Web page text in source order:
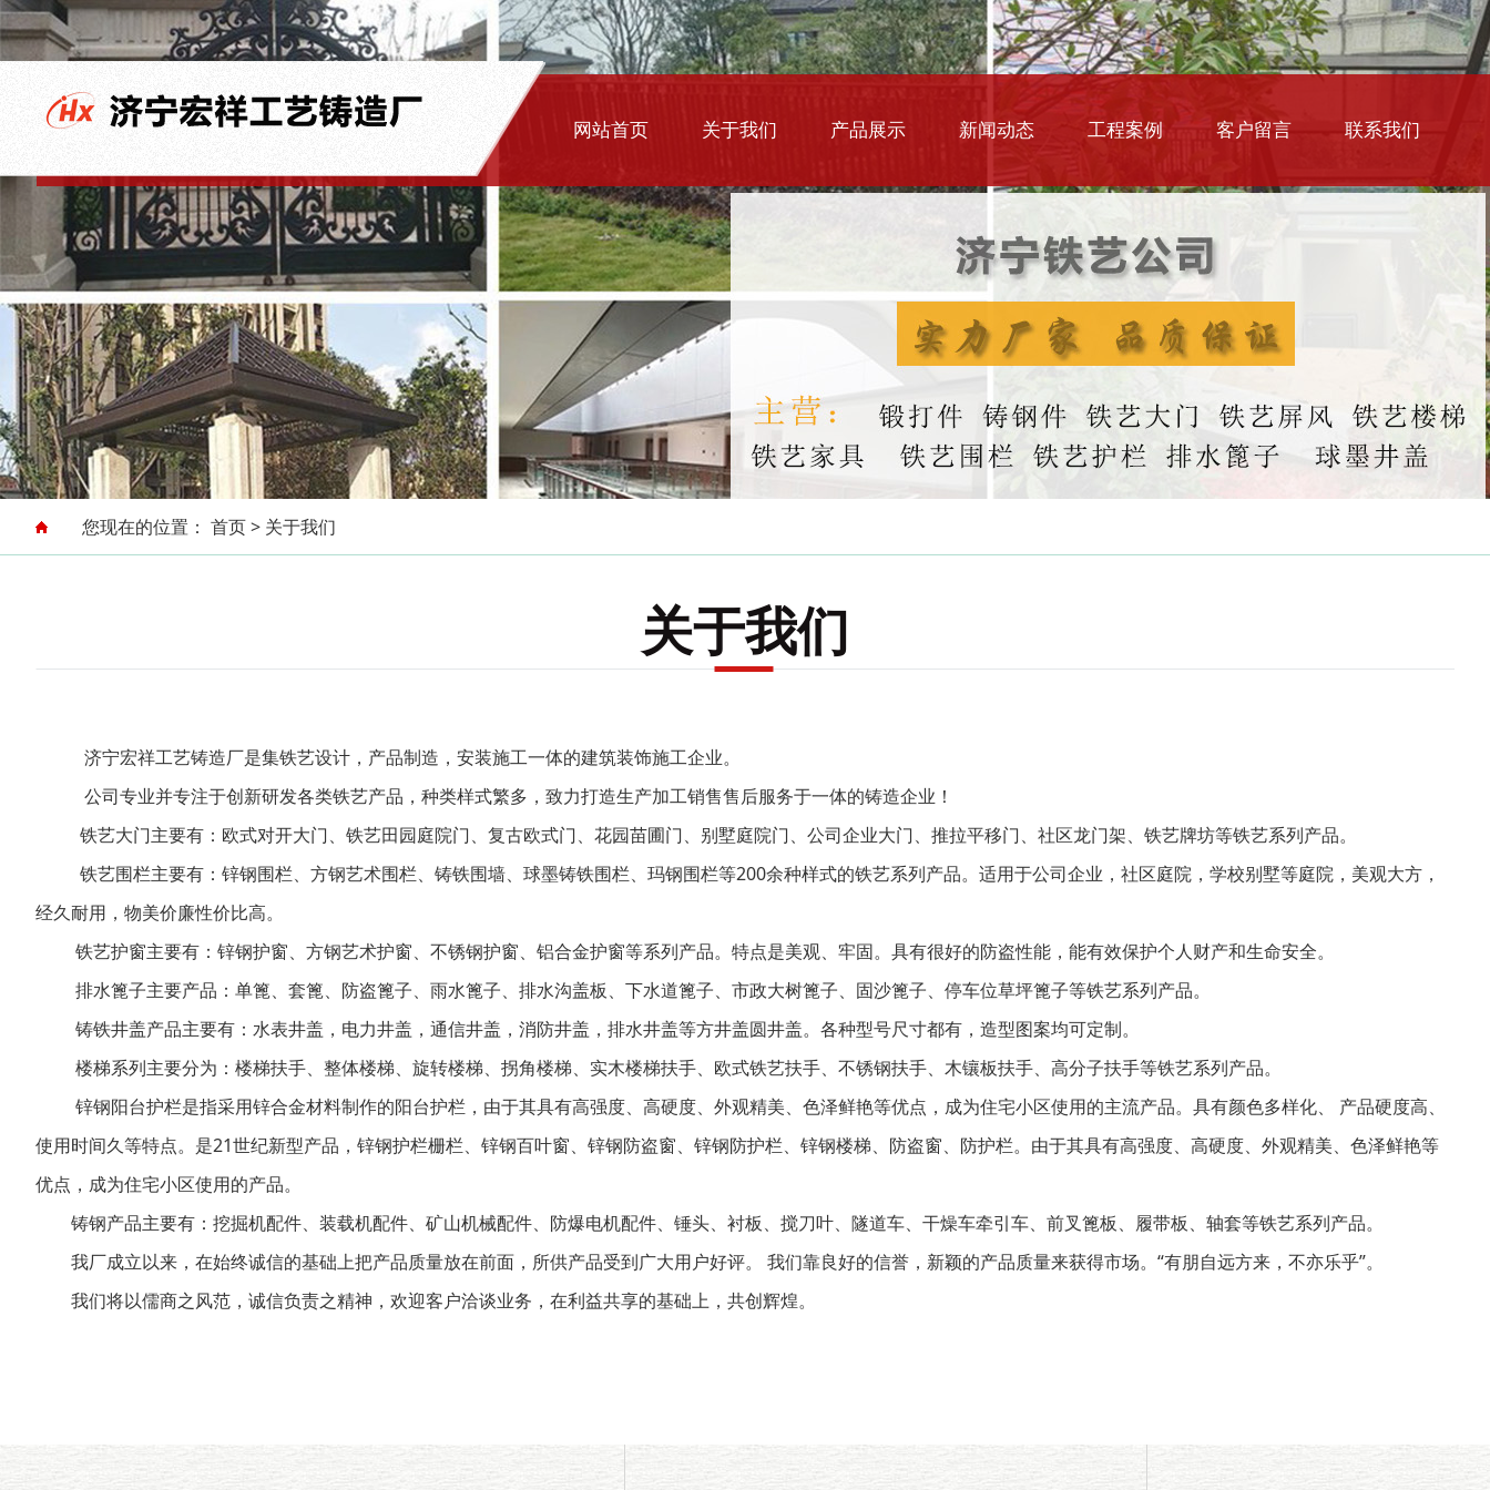
网站首页 关于我们 产品展示
楼梯扶手
铁艺护窗
排水篦子
铸铁井盖
新闻动态 工程案例 客户留言 联系我们
您现在的位置： 首页> 关于我们
关于我们
济宁宏祥工艺铸造厂是集铁艺设计，产品制造，安装施工一体的建筑装饰施工企业。
公司专业并专注于创新研发各类铁艺产品，种类样式繁多，致力打造生产加工销售售后服务于一体的铸造企业！
铁艺大门主要有：欧式对开大门、铁艺田园庭院门、复古欧式门、花园苗圃门、别墅庭院门、公司企业大门、推拉平移门、社区龙门架、铁艺牌坊等铁艺系列产品。
铁艺围栏主要有：锌钢围栏、方钢艺术围栏、铸铁围墙、球墨铸铁围栏、玛钢围栏等200余种样式的铁艺系列产品。适用于公司企业，社区庭院，学校别墅等庭院，美观大方，
经久耐用，物美价廉性价比高。
铁艺护窗主要有：锌钢护窗、方钢艺术护窗、不锈钢护窗、铝合金护窗等系列产品。特点是美观、牢固。具有很好的防盗性能，能有效保护个人财产和生命安全。
排水篦子主要产品：单篦、套篦、防盗篦子、雨水篦子、排水沟盖板、下水道篦子、市政大树篦子、固沙篦子、停车位草坪篦子等铁艺系列产品。
铸铁井盖产品主要有：水表井盖，电力井盖，通信井盖，消防井盖，排水井盖等方井盖圆井盖。各种型号尺寸都有，造型图案均可定制。
楼梯系列主要分为：楼梯扶手、整体楼梯、旋转楼梯、拐角楼梯、实木楼梯扶手、欧式铁艺扶手、不锈钢扶手、木镶板扶手、高分子扶手等铁艺系列产品。
锌钢阳台护栏是指采用锌合金材料制作的阳台护栏，由于其具有高强度、高硬度、外观精美、色泽鲜艳等优点，成为住宅小区使用的主流产品。具有颜色多样化、 产品硬度高、
使用时间久等特点。是21世纪新型产品，锌钢护栏栅栏、锌钢百叶窗、锌钢防盗窗、锌钢防护栏、锌钢楼梯、防盗窗、防护栏。由于其具有高强度、高硬度、外观精美、色泽鲜艳等
优点，成为住宅小区使用的产品。
铸钢产品主要有：挖掘机配件、装载机配件、矿山机械配件、防爆电机配件、锤头、衬板、搅刀叶、隧道车、干燥车牵引车、前叉篦板、履带板、轴套等铁艺系列产品。
我厂成立以来，在始终诚信的基础上把产品质量放在前面，所供产品受到广大用户好评。 我们靠良好的信誉，新颖的产品质量来获得市场。“有朋自远方来，不亦乐乎”。
我们将以儒商之风范，诚信负责之精神，欢迎客户洽谈业务，在利益共享的基础上，共创辉煌。